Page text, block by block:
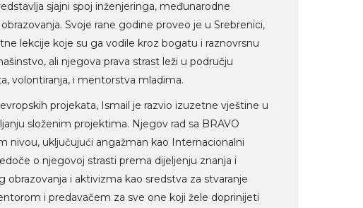
sjajni spoj inženjeringa, međunarodne
Svoje rane godine proveo je u Srebrenici,
lekcije koje su ga vodile kroz bogatu i raznovrsnu
ali njegova prava strast leži u području
volontiranja, i mentorstva mladima.
projekata, Ismail je razvio izuzetne vještine u
složenim projektima. Njegov rad sa BRAVO
nivou, uključujući angažman kao Internacionalni
o njegovoj strasti prema dijeljenju znanja i
i aktivizma kao sredstva za stvaranje
i predavačem za sve one koji žele doprinijeti